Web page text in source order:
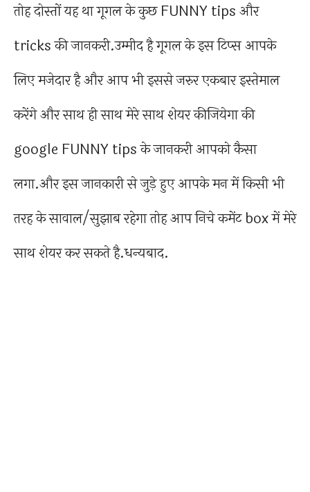
तोह दोस्तों यह था गूगल के कुछ FUNNY tips और
tricks की जानकरी.उम्मीद है गूगल के इस टिप्स आपके
लिए मजेदार है और आप भी इससे जरुर एकबार इस्तेमाल
करेंगे और साथ ही साथ मेरे साथ शेयर कीजियेगा की
google FUNNY tips के जानकरी आपको कैसा
लगा.और इस जानकारी से जुड़े हुए आपके मन में किसी भी
तरह के सावाल/सुझाब रहेगा तोह आप निचे कमेंट box में मेरे
साथ शेयर कर सकते है.धन्यबाद.